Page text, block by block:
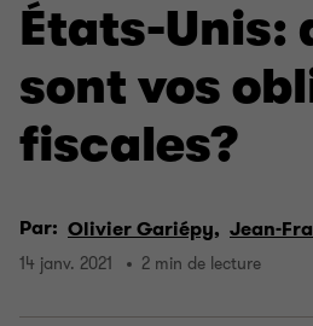
États-Unis:
sont vos
fiscales?
Par: Olivier Gariépy, Jean-
14 janv. 2021 2 min de lecture